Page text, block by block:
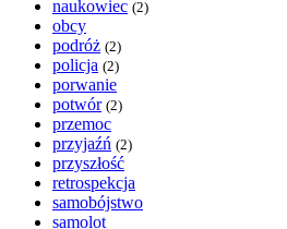
naukowiec (2)
obcy
podróż (2)
policja (2)
porwanie
potwór (2)
przemoc
przyjaźń (2)
przyszłość
retrospekcja
samobójstwo
samolot